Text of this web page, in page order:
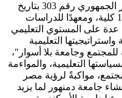
تأسست جامعة دمنهور بمقتضى القرار الجمهوري رقم 303 بتاريخ
26-10-2010، هذا وتضم الجامعة عدد 12 كلية، ومعهدًا للدراسات
عدة على المستوي التعليمي
التعليمية
وجامعة بلا أسوار"،
التعليمية، والمواءمة
مواكبةً لرؤية مصر
انشاء جامعة دمنهور لما يزيد